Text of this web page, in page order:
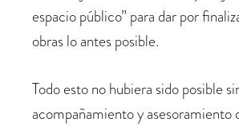
espacio público” para dar por
obras lo antes posible.
Todo esto no hubiera sido posible
acompañamiento y asesoramiento